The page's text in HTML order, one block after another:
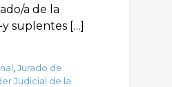
a de la
suplentes […]
,Jurado de
Judicial de la